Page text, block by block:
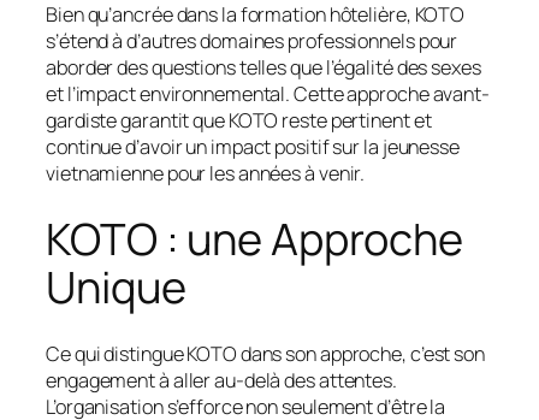
Bien qu’ancrée dans la formation hôtelière, KOTO
s’étend à d’autres domaines professionnels pour
aborder des questions telles que l’égalité des sexes
et l’impact environnemental. Cette approche avant-
gardiste garantit que KOTO reste pertinent et
continue d’avoir un impact positif sur la jeunesse
vietnamienne pour les années à venir.
KOTO : une Approche
Unique
Ce qui distingue KOTO dans son approche, c’est son
engagement à aller au-delà des attentes.
L’organisation s’efforce non seulement d’être la